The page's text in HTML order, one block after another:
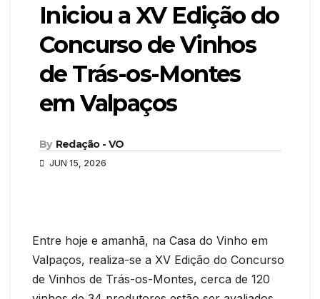
Iniciou a XV Edição do
Concurso de Vinhos
de Trás-os-Montes
em Valpaços
By Redação - VO
JUN 15, 2026
Entre hoje e amanhã, na Casa do Vinho em
Valpaços, realiza-se a XV Edição do Concurso
de Vinhos de Trás-os-Montes, cerca de 120